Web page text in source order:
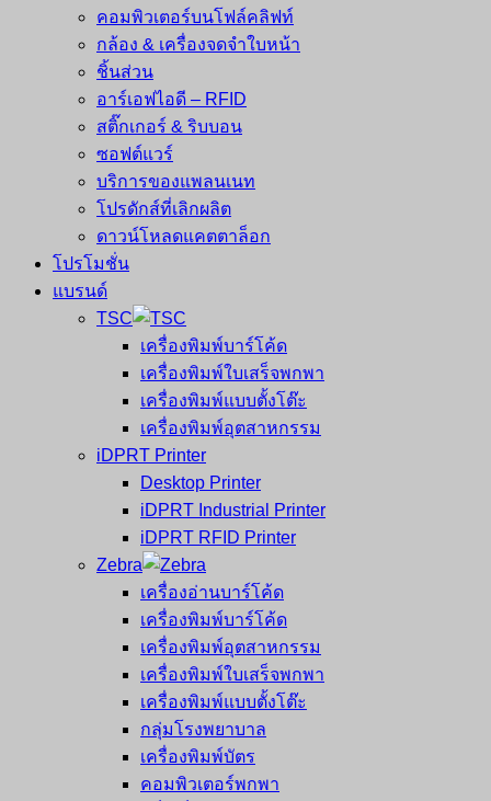
คอมพิวเตอร์บนโฟล์คลิฟท์
กล้อง & เครื่องจดจำใบหน้า
ชิ้นส่วน
อาร์เอฟไอดี – RFID
สติ๊กเกอร์ & ริบบอน
ซอฟต์แวร์
บริการของแพลนเนท
โปรดักส์ที่เลิกผลิต
ดาวน์โหลดแคตตาล็อก
โปรโมชั่น
แบรนด์
TSC
เครื่องพิมพ์บาร์โค้ด
เครื่องพิมพ์ใบเสร็จพกพา
เครื่องพิมพ์แบบตั้งโต๊ะ
เครื่องพิมพ์อุตสาหกรรม
iDPRT Printer
Desktop Printer
iDPRT Industrial Printer
iDPRT RFID Printer
Zebra
เครื่องอ่านบาร์โค้ด
เครื่องพิมพ์บาร์โค้ด
เครื่องพิมพ์อุตสาหกรรม
เครื่องพิมพ์ใบเสร็จพกพา
เครื่องพิมพ์แบบตั้งโต๊ะ
กลุ่มโรงพยาบาล
เครื่องพิมพ์บัตร
คอมพิวเตอร์พกพา